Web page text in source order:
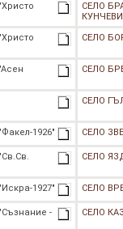
СЕЛО
КУНЧЕВИ
СЕЛО
СЕЛО
СЕЛО
1926" СЕЛО
СЕЛО
1927" СЕЛО
-
СЕЛО